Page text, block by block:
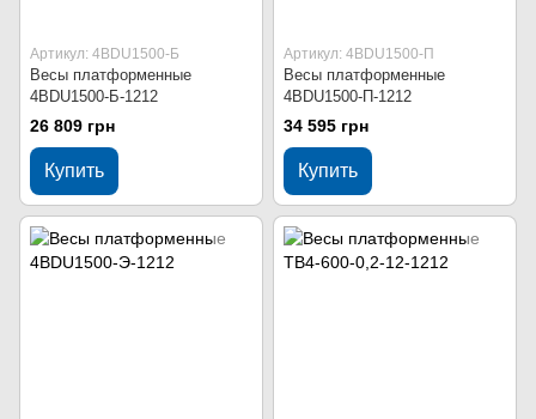
Артикул: 4BDU1500-Б
Весы платформенные
4BDU1500-Б-1212
26 809 грн
Купить
Артикул: 4BDU1500-П
Весы платформенные
4BDU1500-П-1212
34 595 грн
Купить